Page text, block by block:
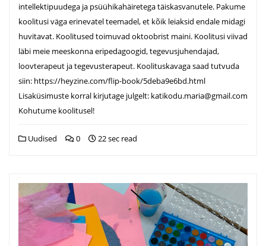
intellektipuudega ja psüühikahäiretega täiskasvanutele. Pakume
koolitusi väga erinevatel teemadel, et kõik leiaksid endale midagi
huvitavat. Koolitused toimuvad oktoobrist maini. Koolitusi viivad
läbi meie meeskonna eripedagoogid, tegevusjuhendajad,
loovterapeut ja tegevusterapeut. Koolituskavaga saad tutvuda
siin: https://heyzine.com/flip-book/5deba9e6bd.html
Lisaküsimuste korral kirjutage julgelt: katikodu.maria@gmail.com
Kohutume koolitusel!
Uudised 0 22 sec read